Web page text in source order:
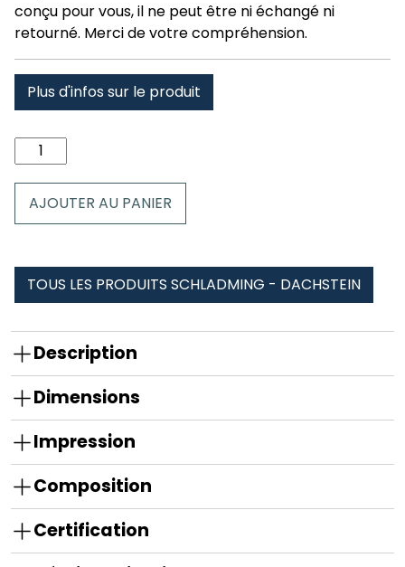
conçu pour vous, il ne peut être ni échangé ni
retourné. Merci de votre compréhension.
Plus d'infos sur le produit
quantité
de
Schladming
AJOUTER AU PANIER
TOUS LES PRODUITS SCHLADMING - DACHSTEIN
Description
Dimensions
Impression
Composition
Certification